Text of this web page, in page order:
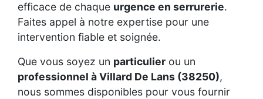
efficace de chaque urgence en serrurerie.
Faites appel à notre expertise pour une
intervention fiable et soignée.
Que vous soyez un particulier ou un
professionnel à Villard De Lans (38250),
nous sommes disponibles pour vous fournir